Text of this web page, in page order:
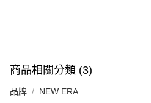
商品相關分類 (3)
品牌 NEW ERA